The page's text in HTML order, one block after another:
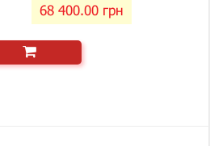
68 400.00 грн